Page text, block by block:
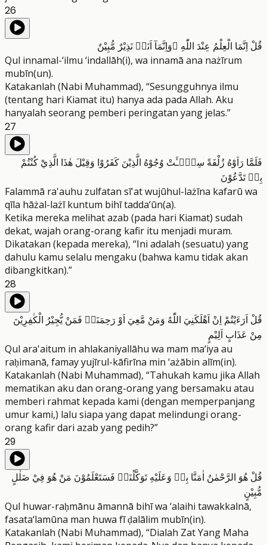
26
قُلْ اِنَّمَا الْعِلْمُ عِنْدَ اللّٰهِ ۖوَاِنَّمَآ اَنَا۠ نَذِيْرٌ مُّبِيْنٌ
Qul innamal-‘ilmu ‘indallāh(i), wa innamā ana nażīrum
mubīn(un).
Katakanlah (Nabi Muhammad), “Sesungguhnya ilmu
(tentang hari Kiamat itu) hanya ada pada Allah. Aku
hanyalah seorang pemberi peringatan yang jelas.”
27
فَلَمَّا رَاَوْهُ زُلْفَةً سِيْۤـَٔتْ وُجُوْهُ الَّذِيْنَ كَفَرُوْا وَقِيْلَ هٰذَا الَّذِيْ كُنْتُمْ
بِهٖ تَدَّعُوْنَ
Falammā ra'auhu zulfatan sī'at wujūhul-lażīna kafarū wa
qīla hāżal-lażī kuntum bihī tadda‘ūn(a).
Ketika mereka melihat azab (pada hari Kiamat) sudah
dekat, wajah orang-orang kafir itu menjadi muram.
Dikatakan (kepada mereka), “Ini adalah (sesuatu) yang
dahulu kamu selalu mengaku (bahwa kamu tidak akan
dibangkitkan).”
28
قُلْ اَرَءَيْتُمْ اِنْ اَهْلَكَنِيَ اللّٰهُ وَمَنْ مَّعِيَ اَوْ رَحِمَنَاۙ فَمَنْ يُّجِيْرُ الْكٰفِرِيْنَ
مِنْ عَذَابٍ اَلِيْمٍ
Qul ara'aitum in ahlakaniyallāhu wa mam ma‘iya au
raḥimanā, famay yujīrul-kāfirīna min ‘ażābin alīm(in).
Katakanlah (Nabi Muhammad), “Tahukah kamu jika Allah
mematikan aku dan orang-orang yang bersamaku atau
memberi rahmat kepada kami (dengan memperpanjang
umur kami,) lalu siapa yang dapat melindungi orang-
orang kafir dari azab yang pedih?”
29
قُلْ هُوَ الرَّحْمٰنُ اٰمَنَّا بِهٖ وَعَلَيْهِ تَوَكَّلْنَاۚ فَسَتَعْلَمُوْنَ مَنْ هُوَ فِيْ ضَلٰلٍ
مُّبِيْنٍ
Qul huwar-raḥmānu āmannā bihī wa ‘alaihi tawakkalnā,
fasata‘lamūna man huwa fī ḍalālim mubīn(in).
Katakanlah (Nabi Muhammad), “Dialah Zat Yang Maha